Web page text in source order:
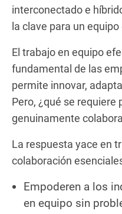
interconectado e
la clave para un equipo
El trabajo en equipo
fundamental de las
permite innovar,
Pero, ¿qué se requiere
genuinamente
La respuesta yace en
colaboración
Empoderen a los
en equipo sin